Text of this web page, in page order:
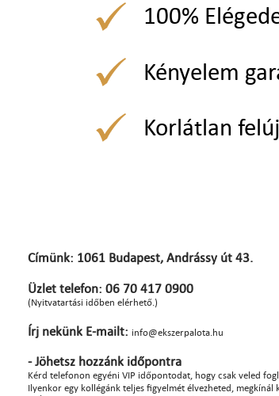
100%
Kényelem
Korlátlan
Címünk: 1061 Budapest, Andrássy út 43.
Üzlet telefon: 06 70 417 0900
(Nyitvatartási időben elérhető.)
Írj nekünk E-mailt: info@ekszerpalota.hu
- Jöhetsz hozzánk időpontra
Kérd telefonon egyéni VIP időpontodat, hogy csak veled
Ilyenkor egy kollégánk teljes figyelmét élvezheted,